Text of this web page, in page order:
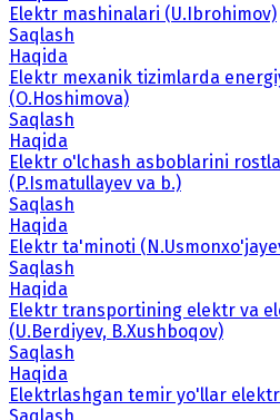
Elektr mashinalari (U.Ibrohimov)
Saqlash
Haqida
Elektr mexanik tizimlarda
(O.Hoshimova)
Saqlash
Haqida
Elektr o'lchash asboblarini
(P.Ismatullayev va b.)
Saqlash
Haqida
Elektr ta'minoti
Saqlash
Haqida
Elektr transportining elektr va
(U.Berdiyev, B.Xushboqov)
Saqlash
Haqida
Elektrlashgan temir yo'llar